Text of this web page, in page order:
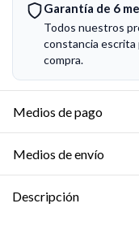
Garantía de 6
Todos nuestros
constancia escrita
compra.
Medios de pago
Medios de envío
Descripción